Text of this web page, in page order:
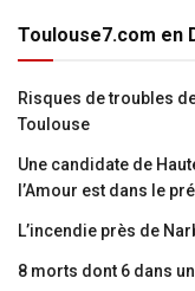
Toulouse7.com en
Risques de troubles
Toulouse
Une candidate de
l’Amour est dans le pré
L’incendie près de
8 morts dont 6 dans